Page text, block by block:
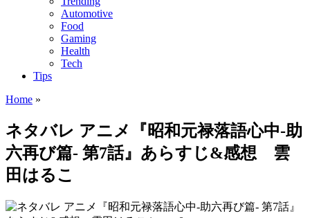
Automotive
Food
Gaming
Health
Tech
Tips
Home »
ネタバレ アニメ『昭和元禄落語心中-助
六再び篇- 第7話』あらすじ&感想 雲
田はるこ